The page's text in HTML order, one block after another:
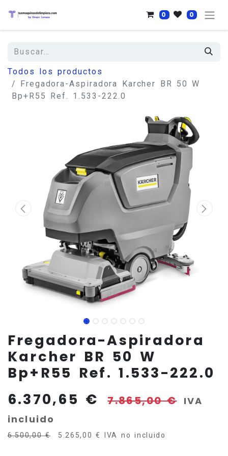
0 0
Todos los productos
Fregadora-Aspiradora Karcher BR 50 W
Bp+R55 Ref. 1.533-222.0
Fregadora-Aspiradora
Karcher BR 50 W
Bp+R55 Ref. 1.533-222.0
6.370,65 € 7.865,00€ IVA
incluido
6.500,00€ 5.265,00 € IVA no incluido